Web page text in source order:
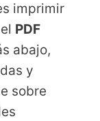
imprimir
PDF
abajo,
y
sobre